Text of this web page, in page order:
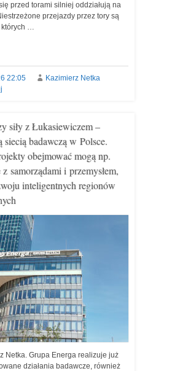
przed torami silniej oddziałują na
przejazdy przez tory są
których …
22:05
Kazimierz Netka
siły z Łukasiewiczem –
siecią badawczą w Polsce.
obejmować mogą np.
z samorządami i przemysłem,
inteligentnych regionów
Netka. Grupa Energa realizuje już
działania badawcze, również